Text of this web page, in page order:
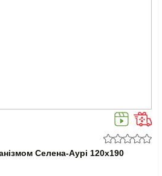
Селена-Аурі 120x190